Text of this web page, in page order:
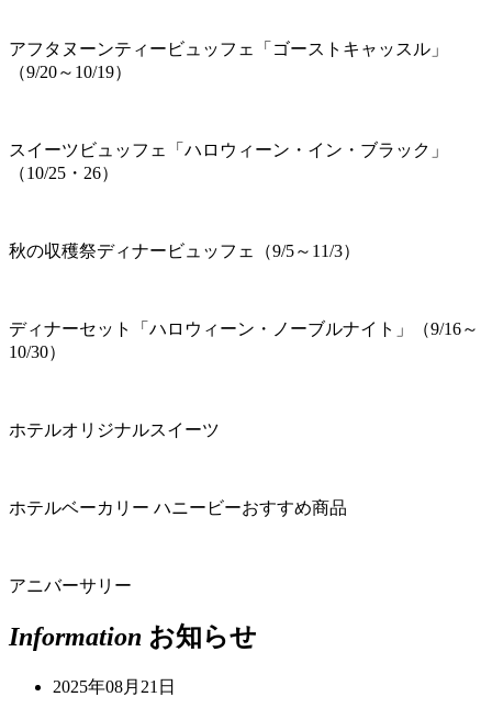
アフタヌーンティービュッフェ「ゴーストキャッスル」
（9/20～10/19）
スイーツビュッフェ「ハロウィーン・イン・ブラック」
（10/25・26）
秋の収穫祭ディナービュッフェ（9/5～11/3）
ディナーセット「ハロウィーン・ノーブルナイト」（9/16～
10/30）
ホテルオリジナルスイーツ
ホテルベーカリー ハニービーおすすめ商品
アニバーサリー
Information お知らせ
2025年08月21日